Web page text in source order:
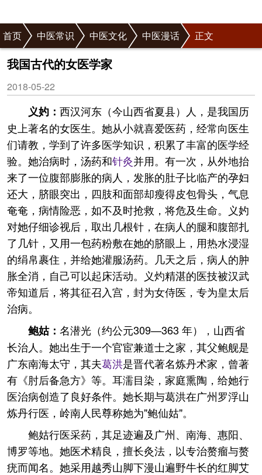
首页 中医常识 中医文化 中医漫话 正文
我国古代的女医学家
2018-05-22
义妁： 西汉河东（今山西省夏县）人，是我国历
史上著名的女医生。她从小就喜爱医药，经常向医生
们请教，学到了许多医学知识，积累了丰富的医学经
验。她治病时，汤药和针灸并用。有一次，从外地抬
来了一位腹部膨胀的病人，发胀的肚子比临产的孕妇
还大，脐眼突出，四肢和面部却瘦得皮包骨头，气息
奄奄，病情险恶，如不及时抢救，将危及生命。义妁
对她仔细诊视后，取出几根针，在病人的腿和腹部扎
了几针，又用一包药粉敷在她的脐眼上，用热水浸湿
的绢帛裹住，并给她灌服汤药。几天之后，病人的肿
胀全消，自己可以起床活动。义灼精湛的医技被汉武
帝知道后，将其征召入宫，封为女侍医，专为皇太后
治病。
鲍姑： 名潜光（约公元309—363 年），山西省
长治人。她出生于一个官宦兼道士之家，其父鲍舰是
广东南海太守，其夫葛洪是晋代著名炼丹术家，曾著
有《肘后备急方》等。耳濡目染，家庭熏陶，给她行
医治病创造了良好条件。她长期与葛洪在广州罗浮山
炼丹行医，岭南人民尊称她为"鲍仙姑"。
鲍姑行医采药，其足迹遍及广州、南海、惠阳、
博罗等地。她医术精良，擅长灸法，以专治赘瘤与赘
疣而闻名。她采用越秀山脚下漫山遍野牛长的红脚艾